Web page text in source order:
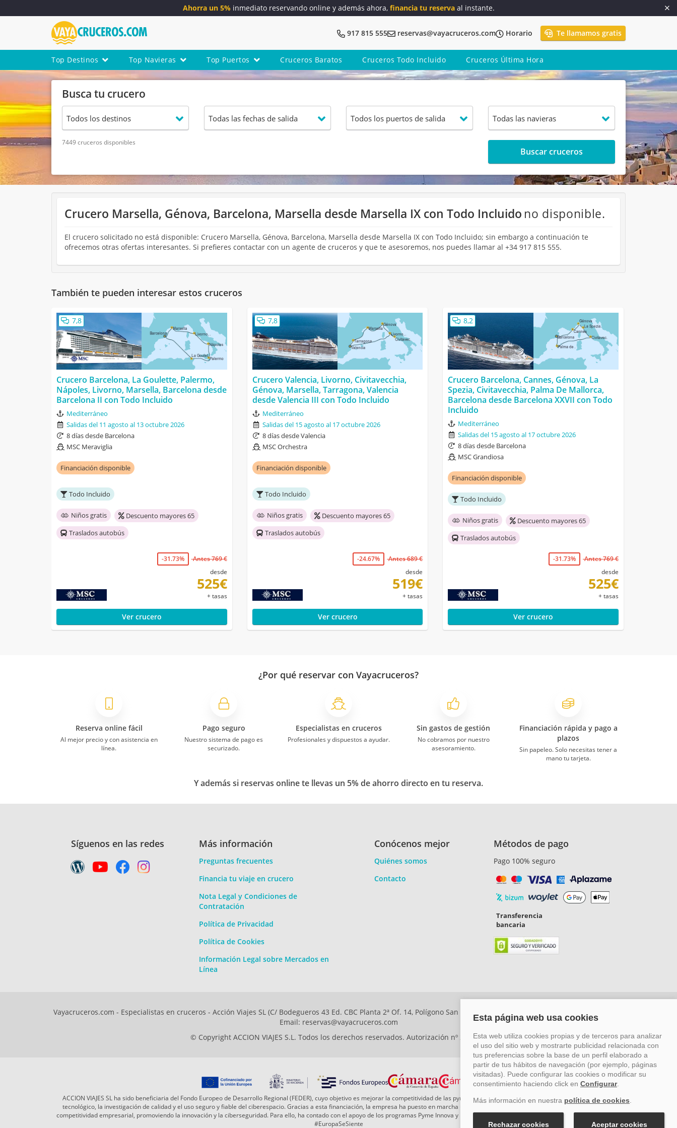
Ahorra un 5% inmediato reservando online y además ahora, financia tu reserva al instante.
917 815 555 reservas@vayacruceros.com Horario Te llamamos gratis
Top Destinos Top Navieras Top Puertos Cruceros Baratos Cruceros Todo Incluido Cruceros Última Hora
Busca tu crucero
7449 cruceros disponibles
Buscar cruceros
Crucero Marsella, Génova, Barcelona, Marsella desde Marsella IX con Todo Incluido no disponible.
El crucero solicitado no está disponible: Crucero Marsella, Génova, Barcelona, Marsella desde Marsella IX con Todo Incluido; sin embargo a continuación te
ofrecemos otras ofertas interesantes. Si prefieres contactar con un agente de cruceros y que te asesoremos, nos puedes llamar al +34 917 815 555.
También te pueden interesar estos cruceros
7,8
Crucero Barcelona, La Goulette, Palermo,
Nápoles, Livorno, Marsella, Barcelona desde
Barcelona II con Todo Incluido
Mediterráneo
Salidas del 11 agosto al 13 octubre 2026
8 días desde Barcelona
MSC Meraviglia
Financiación disponible
Todo Incluido
Niños gratis
Descuento mayores 65
Traslados autobús
-31.73%
Antes 769 €
desde
525€
+ tasas
Ver crucero
7,8
Crucero Valencia, Livorno, Civitavecchia,
Génova, Marsella, Tarragona, Valencia
desde Valencia III con Todo Incluido
Mediterráneo
Salidas del 15 agosto al 17 octubre 2026
8 días desde Valencia
MSC Orchestra
Financiación disponible
Todo Incluido
Niños gratis
Descuento mayores 65
Traslados autobús
-24.67%
Antes 689 €
desde
519€
+ tasas
Ver crucero
8,2
Crucero Barcelona, Cannes, Génova, La
Spezia, Civitavecchia, Palma De Mallorca,
Barcelona desde Barcelona XXVII con Todo
Incluido
Mediterráneo
Salidas del 15 agosto al 17 octubre 2026
8 días desde Barcelona
MSC Grandiosa
Financiación disponible
Todo Incluido
Niños gratis
Descuento mayores 65
Traslados autobús
-31.73%
Antes 769 €
desde
525€
+ tasas
Ver crucero
¿Por qué reservar con Vayacruceros?
Reserva online fácil
Al mejor precio y con asistencia en
línea.
Pago seguro
Nuestro sistema de pago es
securizado.
Especialistas en cruceros
Profesionales y dispuestos a ayudar.
Sin gastos de gestión
No cobramos por nuestro
asesoramiento.
Financiación rápida y pago a
plazos
Sin papeleo. Solo necesitas tener a
mano tu tarjeta.
Y además si reservas online te llevas un 5% de ahorro directo en tu reserva.
Síguenos en las redes Más información
Preguntas frecuentes
Financia tu viaje en crucero
Nota Legal y Condiciones de
Contratación
Política de Privacidad
Política de Cookies
Información Legal sobre Mercados en
Línea
Conócenos mejor
Quiénes somos
Contacto
Métodos de pago
Pago 100% seguro
Transferencia
bancaria
Vayacruceros.com - Especialistas en cruceros - Acción Viajes SL (C/ Bodegueros 43 Ed. CBC Planta 2ª Of. 14, Polígono San Rafael, Málaga. CP: 29006) Tel: +34 917 815 555 -
Email: reservas@vayacruceros.com
© Copyright ACCION VIAJES S.L. Todos los derechos reservados. Autorización nº 29780-2
ACCION VIAJES SL ha sido beneficiaria del Fondo Europeo de Desarrollo Regional (FEDER), cuyo objetivo es mejorar la competitividad de las pymes mediante el impulso de la innovación, el desarrollo
tecnológico, la investigación de calidad y el uso seguro y fiable del ciberespacio. Gracias a esta financiación, la empresa ha puesto en marcha un Plan de Acción durante el año 2026 para reforzar su
competitividad empresarial, promoviendo la innovación y la ciberseguridad. Para ello, ha contado con el apoyo de los programas Pyme Innova y Pyme Cibersegura de la Cámara de Comercio de Málaga.
#EuropaSeSiente